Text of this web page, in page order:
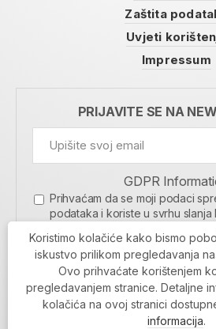
Zaštita
Uvjeti
Impressum
PRIJAVITE SE NA
GDPR
Prihvaćam da se moji podaci
podataka i koriste u svrhu slanja
MOJARIJEKA
PRIJAVI SE
Koristimo kolačiće kako bismo
iskustvo prilikom pregledavanja
Ovo prihvaćate korištenjem
pregledavanjem stranice. Detaljne
kolačića na ovoj stranici
informacija.